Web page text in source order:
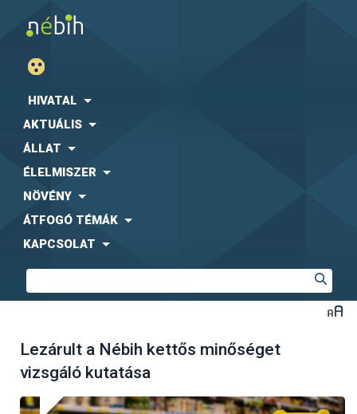
HIVATAL
AKTUÁLIS
ÁLLAT
ÉLELMISZER
NÖVÉNY
ÁTFOGÓ TÉMÁK
KAPCSOLAT
Lezárult a Nébih kettős minőséget
vizsgáló kutatása